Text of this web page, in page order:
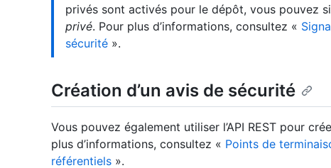
privés sont activés pour le dépôt, vous pouvez
privé. Pour plus d’informations, consultez «
sécurité ».
Création d’un avis de sécurité
Vous pouvez également utiliser l’API REST pour
plus d’informations, consultez « Points de
référentiels ».